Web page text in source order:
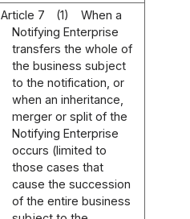
Article 7 (1)
When a
Notifying Enterprise
transfers the whole of
the business subject
to the notification, or
when an inheritance,
merger or split of the
Notifying Enterprise
occurs (limited to
those cases that
cause the succession
of the entire business